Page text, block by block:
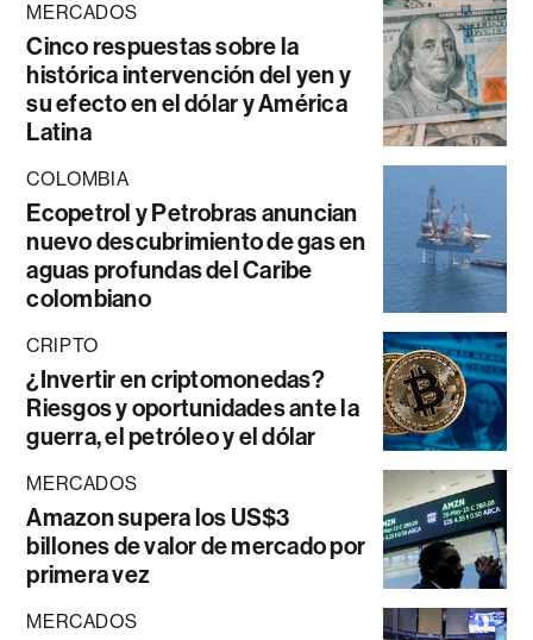
MERCADOS
Cinco respuestas sobre la
histórica intervención del yen y
su efecto en el dólar y América
Latina
COLOMBIA
Ecopetrol y Petrobras anuncian
nuevo descubrimiento de gas en
aguas profundas del Caribe
colombiano
CRIPTO
¿Invertir en criptomonedas?
Riesgos y oportunidades ante la
guerra, el petróleo y el dólar
MERCADOS
Amazon supera los US$3
billones de valor de mercado por
primera vez
MERCADOS